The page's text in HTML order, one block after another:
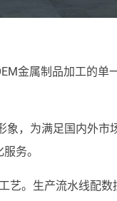
金属制品加工的
，为满足国内外
务。
。生产流水线配